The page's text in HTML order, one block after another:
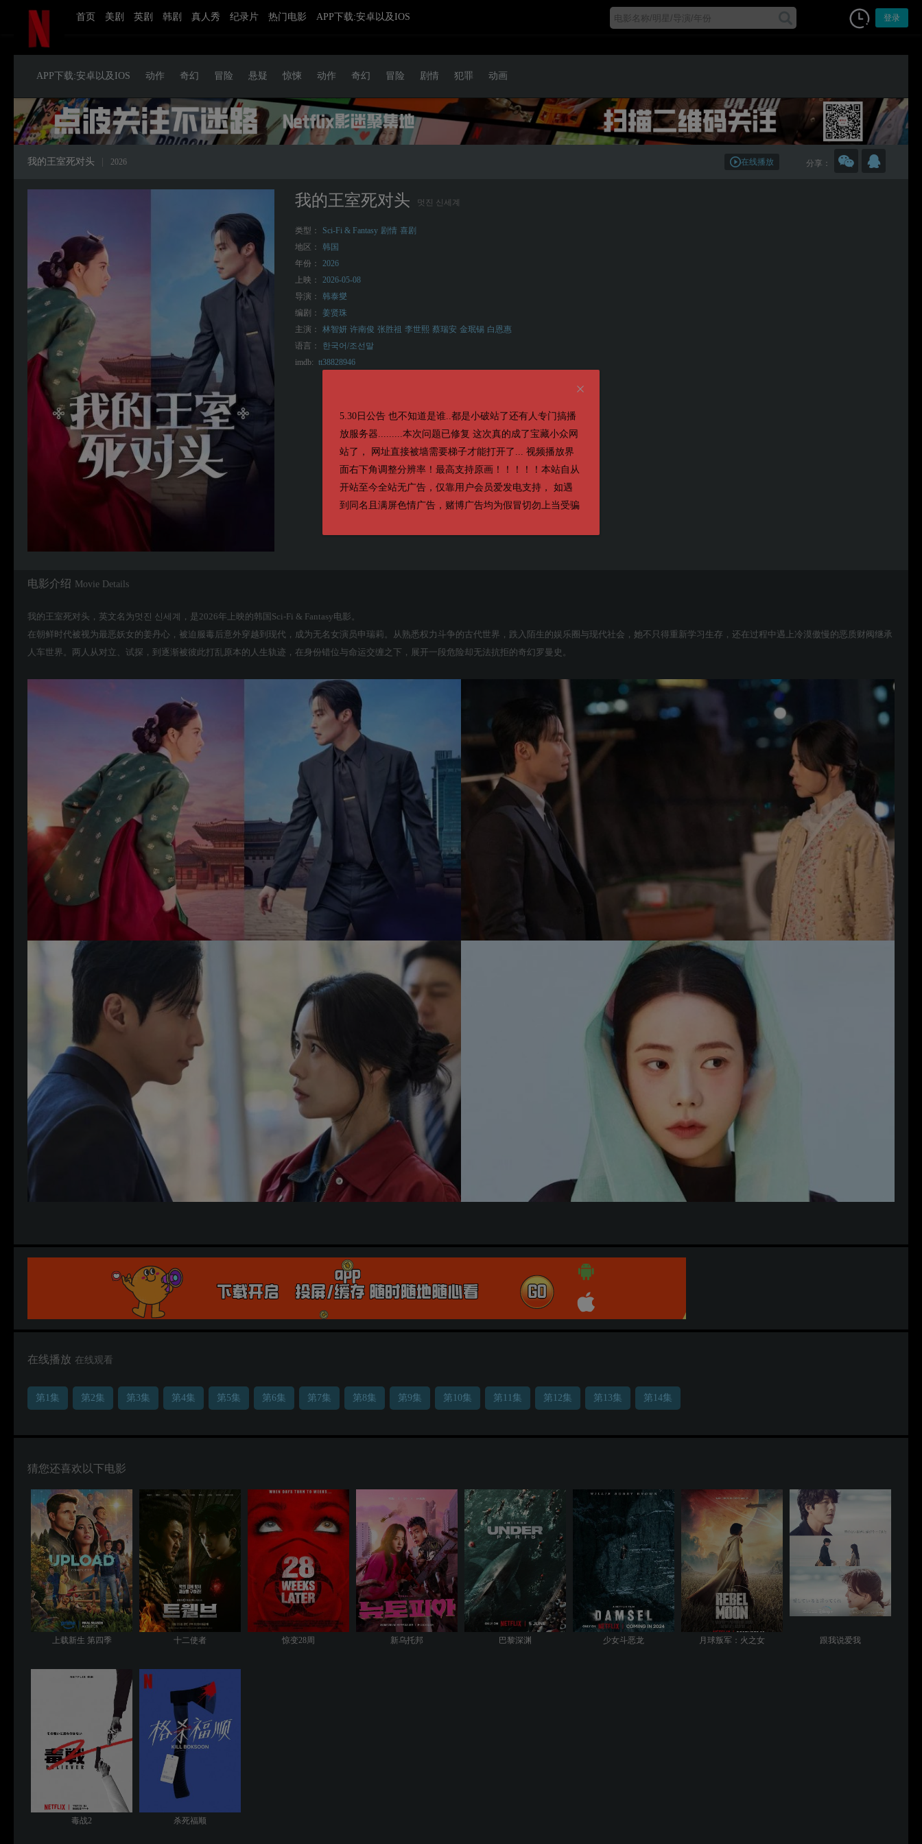
首页 美剧 英剧 韩剧 真人秀 纪录片 热门电影 APP下载:安卓以及IOS 登录
5.30日公告 也不知道是谁..都是小破站了还有人专门搞播
放服务器.........本次问题已修复 这次真的成了宝藏小众网
站了， 网址直接被墙需要梯子才能打开了... 视频播放界
面右下角调整分辨率！最高支持原画！！！！！本站自从
开站至今全站无广告，仅靠用户会员爱发电支持， 如遇
到同名且满屏色情广告，赌博广告均为假冒切勿上当受骗
APP下载:安卓以及IOS 动作 奇幻 冒险 悬疑 惊悚 动作 奇幻 冒险 剧情 犯罪 动画
我的王室死对头 2026 分享：
在线播放
我的王室死对头 멋진 신세계
类型： Sci-Fi & Fantasy 剧情 喜剧
地区：
韩国
年份：
2026
上映：
2026-05-08
导演：
韩泰燮
编剧：
姜贤珠
主演：
林智妍 许南俊 张胜祖 李世熙 蔡瑞安 金珉锡 白恩惠
语言：
한국어/조선말
imdb: tt38828946
电影介绍 Movie Details
我的王室死对头，英文名为멋진 신세계，是2026年上映的韩国Sci-Fi & Fantasy电影。
在朝鲜时代被视为最恶妖女的姜丹心，被迫服毒后意外穿越到现代，成为无名女演员申瑞莉。从熟悉权力斗争的古代世界，跌入陌生的娱乐圈与现代社会，她不只得重新学习生存，还在过程中遇上冷漠傲慢的恶质财阀继承
人车世界。两人从对立、试探，到逐渐被彼此打乱原本的人生轨迹，在身份错位与命运交缠之下，展开一段危险却无法抗拒的奇幻罗曼史。
在线播放 在线观看
第1集 第2集 第3集 第4集 第5集 第6集 第7集 第8集 第9集 第10集 第11集 第12集 第13集 第14集
猜您还喜欢以下电影
上载新生 第四季 十二使者 惊变28周 新乌托邦 巴黎深渊 少女斗恶龙 月球叛军：火之女 跟我说爱我
毒战2 杀死福顺